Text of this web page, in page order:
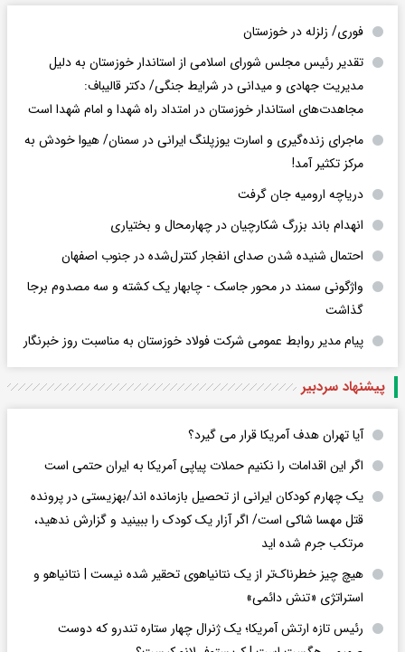
فوری/ زلزله در خوزستان
تقدیر رئیس مجلس شورای اسلامی از استاندار خوزستان به دلیل
مدیریت جهادی و میدانی در شرایط جنگی/ دکتر قالیباف:
مجاهدت‌های استاندار خوزستان در امتداد راه شهدا و امام شهدا است
ماجرای زنده‌گیری و اسارت یوزپلنگ ایرانی در سمنان/ هیوا خودش به
مرکز تکثیر آمد!
دریاچه ارومیه جان گرفت
انهدام باند بزرگ شکارچیان در چهارمحال و بختیاری
احتمال شنیده شدن صدای انفجار کنترل‌شده در جنوب اصفهان
واژگونی سمند در محور جاسک - چابهار یک کشته و سه مصدوم برجا
گذاشت
پیام مدیر روابط عمومی شرکت فولاد خوزستان به مناسبت روز خبرنگار
پیشنهاد سردبیر
آیا تهران هدف آمریکا قرار می گیرد؟
اگر این اقدامات را نکنیم حملات پیاپی آمریکا به ایران حتمی است
یک چهارم کودکان ایرانی از تحصیل بازمانده اند/بهزیستی در پرونده
قتل مهسا شاکی است/ اگر آزار یک کودک را ببینید و گزارش ندهید،
مرتکب جرم شده اید
هیچ چیز خطرناک‌تر از یک نتانیاهوی تحقیر شده نیست | نتانیاهو و
استراتژی «تنش دائمی»
رئیس تازه ارتش آمریکا؛ یک ژنرال چهار ستاره تندرو که دوست